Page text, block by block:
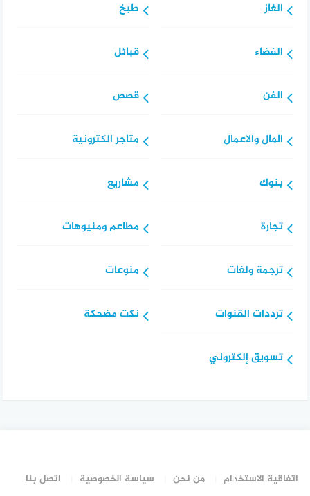
الغاز
الفضاء
الفن
المال والاعمال
بنوك
تجارة
ترجمة ولغات
ترددات القنوات
تسويق إلكتروني
طبخ
قبائل
قصص
متاجر الكترونية
مشاريع
مطاعم ومنيوهات
منوعات
نكت مضحكة
اتفاقية الاستخدام من نحن سياسة الخصوصية اتصل بنا